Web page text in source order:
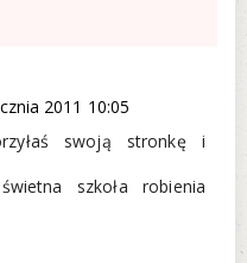
2011 10:05
swoją stronkę i
szkoła robienia